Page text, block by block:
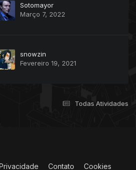
Sotomayor
Março 7, 2022
snowzin
Fevereiro 19, 2021
Todas Atividades
Contato Cookies